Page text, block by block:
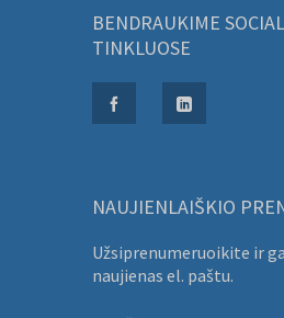
BENDRAUKIME
TINKLUOSE
NAUJIENLAIŠKIO
Užsiprenumeruoikite ir
naujienas el. paštu.